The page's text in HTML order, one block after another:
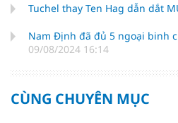
Tuchel thay Ten Hag dẫn dắt
Nam Định đã đủ 5 ngoại binh
09/08/2024 16:14
CÙNG CHUYÊN MỤC